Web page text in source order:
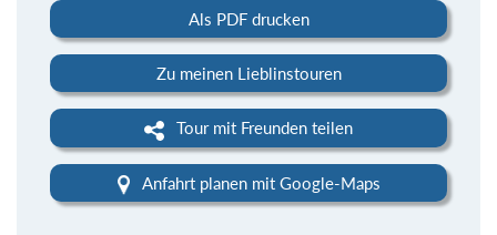
Als PDF drucken
Zu meinen Lieblinstouren
Tour mit Freunden teilen
Anfahrt planen mit Google-Maps